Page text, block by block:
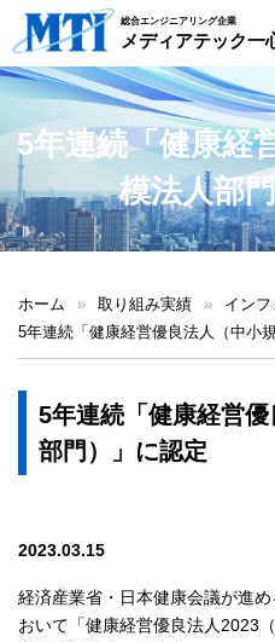
総合エンジニアリング企業
メディアテック一
5年連続「健康経
模法人部
ホーム » 取り組み実績 » イン
5年連続「健康経営優良法人（中小
5年連続「健康経営
部門）」に認定
2023.03.15
経済産業省・日本健康会議が進
おいて「健康経営優良法人2023